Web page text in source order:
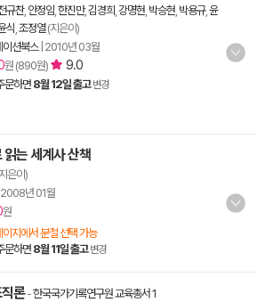
규찬, 안정임 한진만,김경희 강명현 박승현 박용규, 윤
식 조정열(지은이)
이션북스| 2010년 03월
원 (890원) 9.0
문하면 8월 12일 출고 변경
읽는 세계사 산책
은이)
2008년 01월
원
이지에서 분철 선택 가능
문하면 8월 11일 출고 변경
론-한국국가기록연구원 교육총서 1